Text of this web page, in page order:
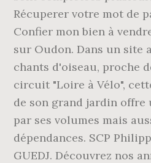
Récuperer votre mot de
Confier mon bien à
sur Oudon. Dans un site
chants d'oiseau, proche
circuit "Loire à Vélo",
de son grand jardin offre
par ses volumes mais
dépendances. SCP
GUEDJ. Découvrez nos